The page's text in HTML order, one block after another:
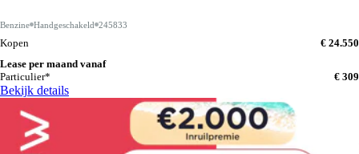
Benzine Handgeschakeld 245833
Kopen
€ 24.550
Lease per maand vanaf
Particulier*
€ 309
Bekijk details